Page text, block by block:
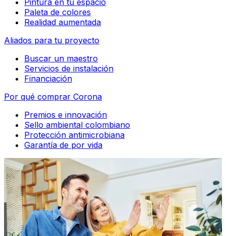
Pintura en tu espacio
Paleta de colores
Realidad aumentada
Aliados para tu proyecto
Buscar un maestro
Servicios de instalación
Financiación
Por qué comprar Corona
Premios e innovación
Sello ambiental colombiano
Protección antimicrobiana
Garantía de por vida